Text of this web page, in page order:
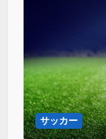
サッカー